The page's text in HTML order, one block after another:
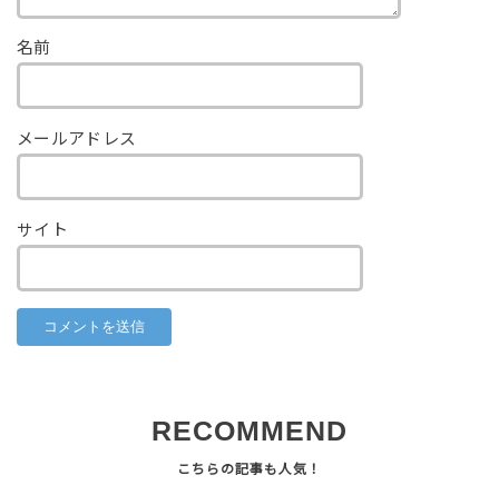
名前
メールアドレス
サイト
RECOMMEND